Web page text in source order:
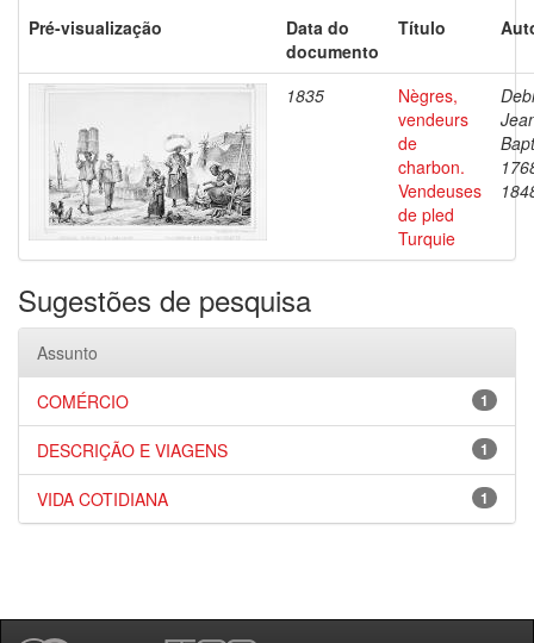
Pré-visualização
Data do
documento
Título
1835
Nègres,
vendeurs
de
charbon.
Vendeuses
de pled
Turquie
Sugestões de pesquisa
Assunto
1
COMÉRCIO
1
DESCRIÇÃO E VIAGENS
1
VIDA COTIDIANA